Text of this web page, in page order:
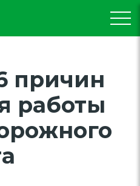
причин
работы